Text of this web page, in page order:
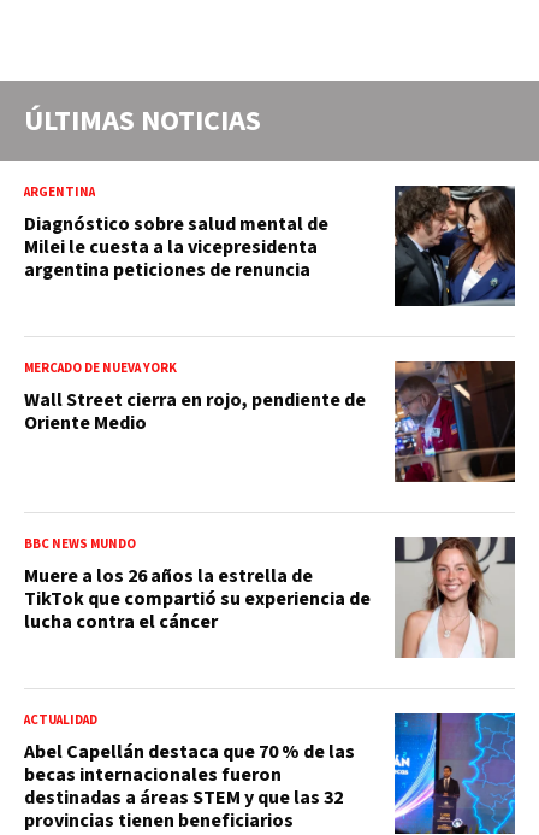
ÚLTIMAS NOTICIAS
ARGENTINA
Diagnóstico sobre salud mental de
Milei le cuesta a la vicepresidenta
argentina peticiones de renuncia
MERCADO DE NUEVA YORK
Wall Street cierra en rojo, pendiente de
Oriente Medio
BBC NEWS MUNDO
Muere a los 26 años la estrella de
TikTok que compartió su experiencia de
lucha contra el cáncer
ACTUALIDAD
Abel Capellán destaca que 70 % de las
becas internacionales fueron
destinadas a áreas STEM y que las 32
provincias tienen beneficiarios